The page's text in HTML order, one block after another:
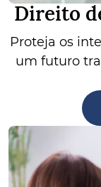
Direito
Proteja os
um futuro